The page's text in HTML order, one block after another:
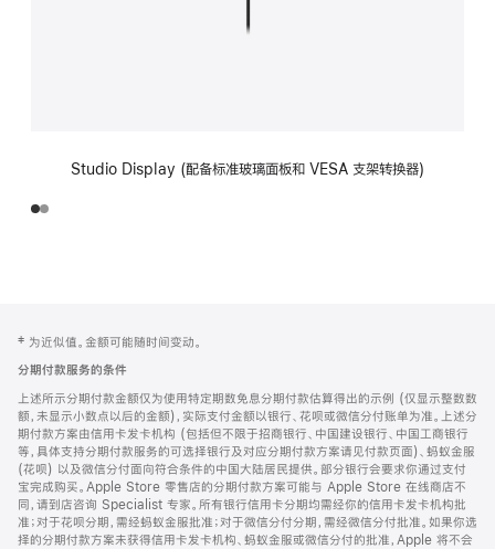
Studio Display (配备标准玻璃面板和 VESA 支架转换器)
页
页
脚
注
‡ 为近似值。金额可能随时间变动。
分期付款服务的条件
上述所示分期付款金额仅为使用特定期数免息分期付款估算得出的示例 (仅显示整数数
额，未显示小数点以后的金额)，实际支付金额以银行、花呗或微信分付账单为准。上述分
期付款方案由信用卡发卡机构 (包括但不限于招商银行、中国建设银行、中国工商银行
等，具体支持分期付款服务的可选择银行及对应分期付款方案请见付款页面)、蚂蚁金服
(花呗) 以及微信分付面向符合条件的中国大陆居民提供。部分银行会要求你通过支付
宝完成购买。Apple Store 零售店的分期付款方案可能与 Apple Store 在线商店不
同，请到店咨询 Specialist 专家。所有银行信用卡分期均需经你的信用卡发卡机构批
准；对于花呗分期，需经蚂蚁金服批准；对于微信分付分期，需经微信分付批准。如果你选
择的分期付款方案未获得信用卡发卡机构、蚂蚁金服或微信分付的批准，Apple 将不会